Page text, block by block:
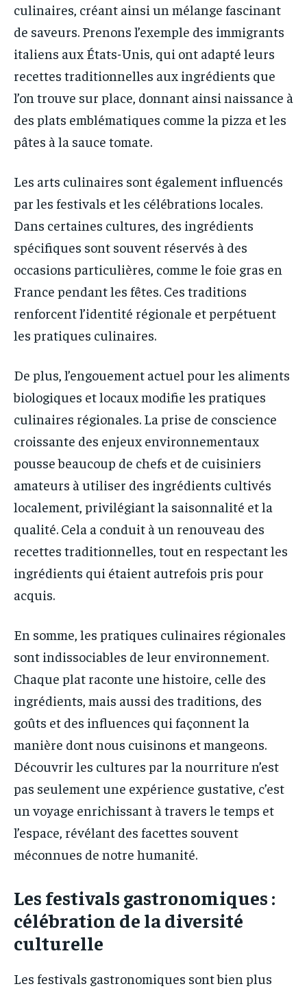
culinaires, créant ainsi un mélange fascinant
de saveurs. Prenons l’exemple des immigrants
italiens aux États-Unis, qui ont adapté leurs
recettes traditionnelles aux ingrédients que
l’on trouve sur place, donnant ainsi naissance à
des plats emblématiques comme la pizza et les
pâtes à la sauce tomate.
Les arts culinaires sont également influencés
par les festivals et les célébrations locales.
Dans certaines cultures, des ingrédients
spécifiques sont souvent réservés à des
occasions particulières, comme le foie gras en
France pendant les fêtes. Ces traditions
renforcent l’identité régionale et perpétuent
les pratiques culinaires.
De plus, l’engouement actuel pour les aliments
biologiques et locaux modifie les pratiques
culinaires régionales. La prise de conscience
croissante des enjeux environnementaux
pousse beaucoup de chefs et de cuisiniers
amateurs à utiliser des ingrédients cultivés
localement, privilégiant la saisonnalité et la
qualité. Cela a conduit à un renouveau des
recettes traditionnelles, tout en respectant les
ingrédients qui étaient autrefois pris pour
acquis.
En somme, les pratiques culinaires régionales
sont indissociables de leur environnement.
Chaque plat raconte une histoire, celle des
ingrédients, mais aussi des traditions, des
goûts et des influences qui façonnent la
manière dont nous cuisinons et mangeons.
Découvrir les cultures par la nourriture n’est
pas seulement une expérience gustative, c’est
un voyage enrichissant à travers le temps et
l’espace, révélant des facettes souvent
méconnues de notre humanité.
Les festivals gastronomiques :
célébration de la diversité
culturelle
Les festivals gastronomiques sont bien plus